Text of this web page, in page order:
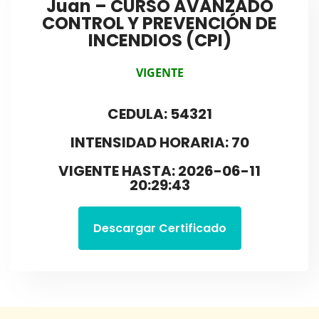
Juan – CURSO AVANZADO
CONTROL Y PREVENCIÓN DE
INCENDIOS (CPI)
VIGENTE
CEDULA: 54321
INTENSIDAD HORARIA: 70
VIGENTE HASTA: 2026-06-11
20:29:43
Descargar Certificado